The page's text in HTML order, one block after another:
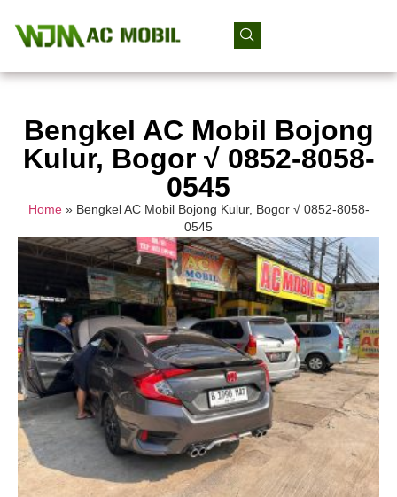
Bengkel AC Mobil Bojong
Kulur, Bogor √ 0852-8058-
0545
Home» Bengkel AC Mobil Bojong Kulur, Bogor √ 0852-8058-
0545